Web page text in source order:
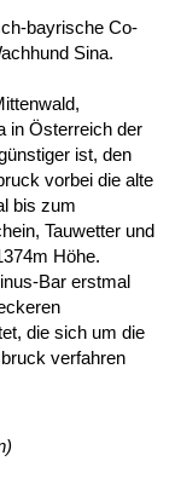
bayrische Co-
Sina.
in Österreich der
ist, den
vorbei die alte
bis zum
Tauwetter und
Höhe.
Bar erstmal
die sich um die
verfahren